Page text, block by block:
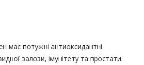
має потужні антиоксидантні
залози, імунітету та простати.